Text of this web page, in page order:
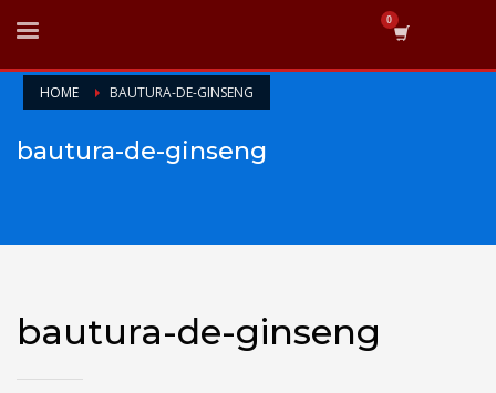
HOME BAUTURA-DE-GINSENG
bautura-de-ginseng
bautura-de-ginseng